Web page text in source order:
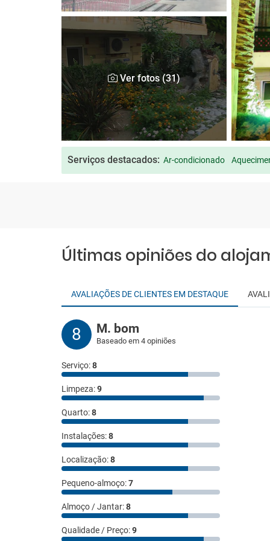
Ver fotos (31)
Serviços destacados: Ar-condicionado
Últimas opiniões do
AVALIAÇÕES DE CLIENTES EM DESTAQUE
8 M. bom
Baseado em 4 opiniões
Serviço:8
Limpeza:9
Quarto:8
Instalações:8
Localização:8
Pequeno-almoço:7
Almoço / Jantar:8
Qualidade / Preço:9